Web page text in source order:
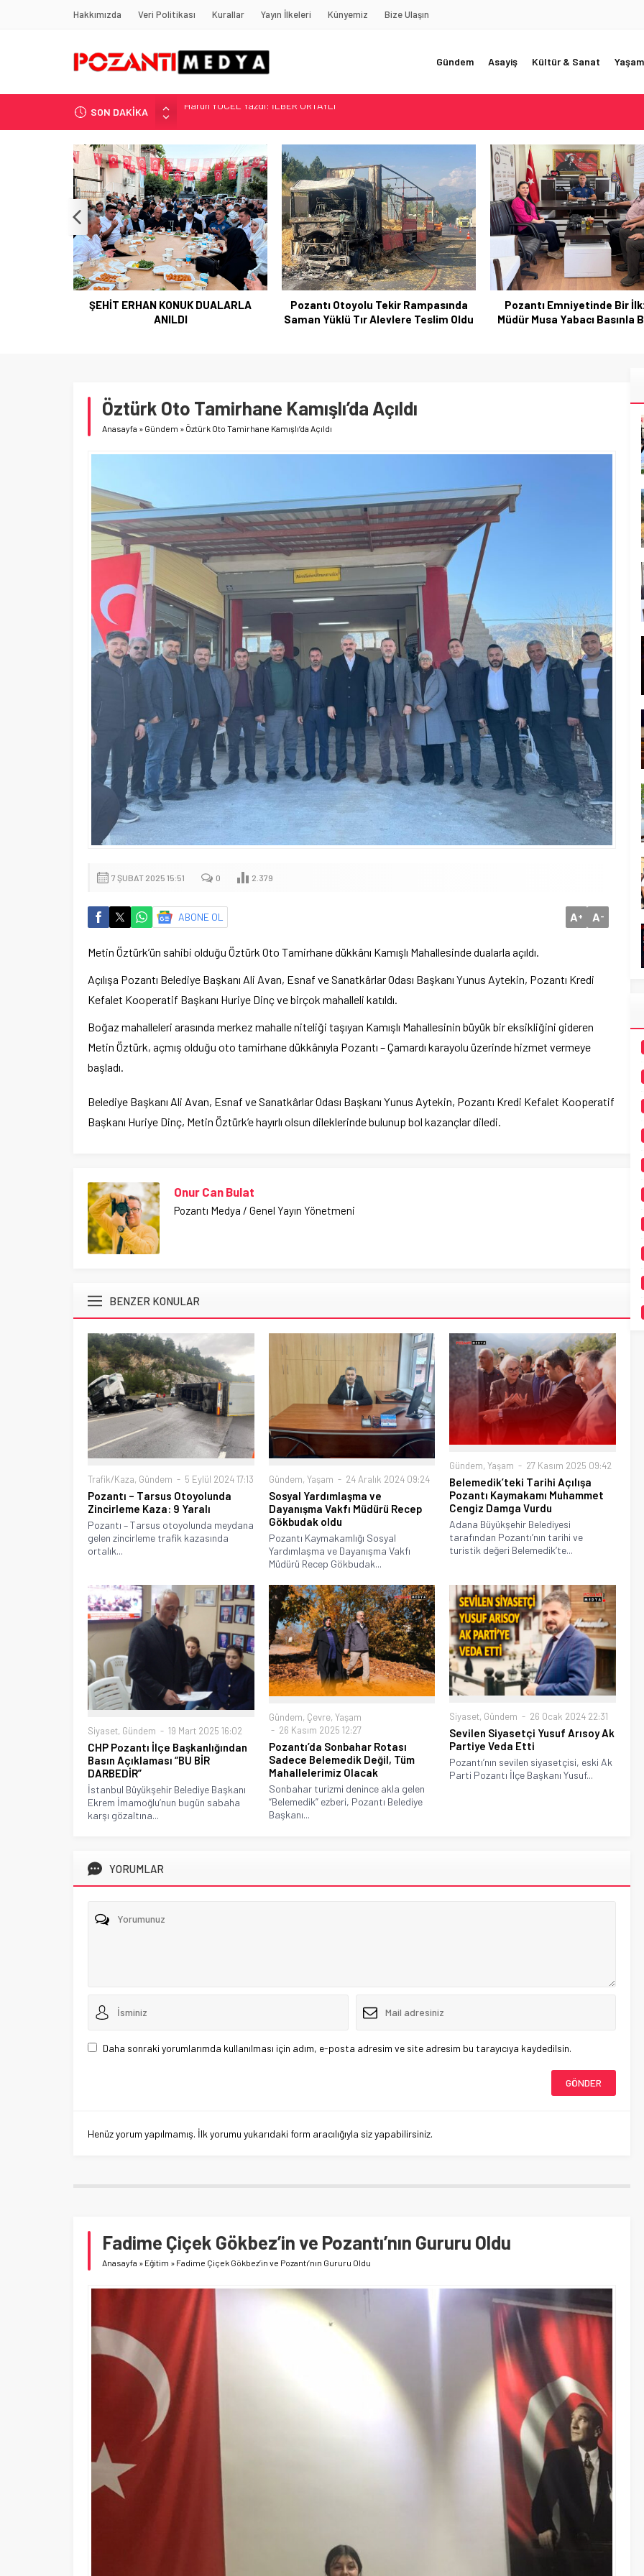
Hakkımızda Veri Politikası Kurallar Yayın İlkeleri Künyemiz Bize Ulaşın
Gündem Asayiş Kültür & Sanat Yaşam
SON DAKİKA
“KILAVUZ HATİCE’NİN MEZARI NEREDE?!!!”
Adana’nın Gizli Cenneti Pozantı Akçatekir Yaylası
Yılmaz Soğutma’dan Buzdolabı Uyarısı
Gaziantep, Mersin ve Adana’da Web Tasarımın Öncüsü GZR Ajans
Harun YÜCEL Yazdı: İLBER ORTAYLI
Pozantı Otoyolu Tekir Rampasında
Saman Yüklü Tır Alevlere Teslim Oldu
Pozantı Emniyetinde Bir İlk: Yeni
Müdür Musa Yabacı Basınla Buluştu
“Çorbacı Deresi” Parkı
Sunuldu
Öztürk Oto Tamirhane Kamışlı’da Açıldı
Anasayfa » Gündem » Öztürk Oto Tamirhane Kamışlı’da Açıldı
7 ŞUBAT 2025 15:51 0 2.379
ABONE OL A+ A-
Metin Öztürk’ün sahibi olduğu Öztürk Oto Tamirhane dükkânı Kamışlı Mahallesinde dualarla açıldı.
Açılışa Pozantı Belediye Başkanı Ali Avan, Esnaf ve Sanatkârlar Odası Başkanı Yunus Aytekin, Pozantı Kredi
Kefalet Kooperatif Başkanı Huriye Dinç ve birçok mahalleli katıldı.
Boğaz mahalleleri arasında merkez mahalle niteliği taşıyan Kamışlı Mahallesinin büyük bir eksikliğini gideren
Metin Öztürk, açmış olduğu oto tamirhane dükkânıyla Pozantı – Çamardı karayolu üzerinde hizmet vermeye
başladı.
Belediye Başkanı Ali Avan, Esnaf ve Sanatkârlar Odası Başkanı Yunus Aytekin, Pozantı Kredi Kefalet Kooperatif
Başkanı Huriye Dinç, Metin Öztürk’e hayırlı olsun dileklerinde bulunup bol kazançlar diledi.
Onur Can Bulat
Pozantı Medya / Genel Yayın Yönetmeni
BENZER KONULAR
Trafik/Kaza, Gündem 5 Eylül 2024 17:13
Pozantı – Tarsus Otoyolunda
Zincirleme Kaza: 9 Yaralı
Pozantı – Tarsus otoyolunda meydana
gelen zincirleme trafik kazasında
ortalık...
Gündem, Yaşam 24 Aralık 2024 09:24
Sosyal Yardımlaşma ve
Dayanışma Vakfı Müdürü Recep
Gökbudak oldu
Pozantı Kaymakamlığı Sosyal
Yardımlaşma ve Dayanışma Vakfı
Müdürü Recep Gökbudak...
Gündem,Yaşam 27 Kasım 2025 09:42
Belemedik’teki Tarihi Açılışa
Pozantı Kaymakamı Muhammet
Cengiz Damga Vurdu
Adana Büyükşehir Belediyesi
tarafından Pozantı’nın tarihi ve
turistik değeri Belemedik’te...
Siyaset, Gündem 19 Mart 2025 16:02
CHP Pozantı İlçe Başkanlığından
Basın Açıklaması “BU BİR
DARBEDİR”
İstanbul Büyükşehir Belediye Başkanı
Ekrem İmamoğlu’nun bugün sabaha
karşı gözaltına...
Gündem, Çevre, Yaşam
26 Kasım 2025 12:27
Pozantı’da Sonbahar Rotası
Sadece Belemedik Değil, Tüm
Mahallelerimiz Olacak
Sonbahar turizmi denince akla gelen
“Belemedik” ezberi, Pozantı Belediye
Başkanı...
Siyaset, Gündem 26 Ocak 2024 22:31
Sevilen Siyasetçi Yusuf Arısoy Ak
Partiye Veda Etti
Pozantı’nın sevilen siyasetçisi, eski Ak
Parti Pozantı İlçe Başkanı Yusuf...
YORUMLAR
Daha sonraki yorumlarımda kullanılması için adım, e-posta adresim ve site adresim bu tarayıcıya kaydedilsin.
Henüz yorum yapılmamış. İlk yorumu yukarıdaki form aracılığıyla siz yapabilirsiniz.
Fadime Çiçek Gökbez’in ve Pozantı’nın Gururu Oldu
Anasayfa » Eğitim » Fadime Çiçek Gökbez’in ve Pozantı’nın Gururu Oldu